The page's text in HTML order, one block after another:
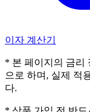
이자 계산기
* 본 페이지의 금리
으로 하며, 실제 적
다.